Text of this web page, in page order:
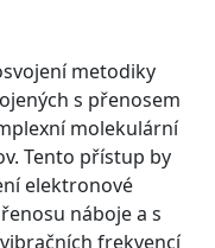
metodiky
s přenosem
molekulární
Tento přístup by
elektronové
náboje a s
frekvencí